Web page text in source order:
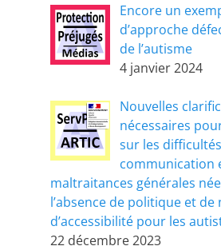
Encore un
d’approche
de l’autisme
4 janvier 2024
Nouvelles
nécessaires
sur les
communication
maltraitances générales
l’absence de politique et de
d’accessibilité pour les
22 décembre 2023